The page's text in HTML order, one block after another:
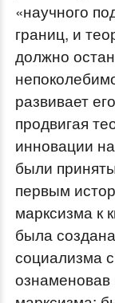
«научного
границ, и
должно
развивает
продвигая
инновации
были
первым
марксизма к
была
социализма
ознаменовав